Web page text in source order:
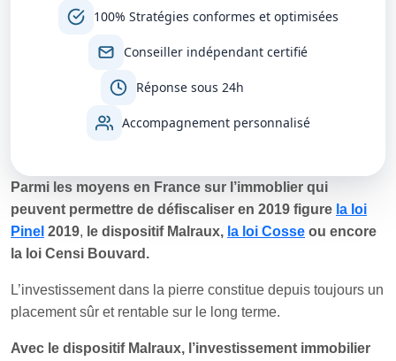
100% Stratégies conformes et optimisées
Conseiller indépendant certifié
Réponse sous 24h
Accompagnement personnalisé
Parmi les moyens en France sur l’immoblier qui
peuvent permettre de défiscaliser en 2019 figure la loi
Pinel 2019, le dispositif Malraux, la loi Cosse ou encore
la loi Censi Bouvard.
L’investissement dans la pierre constitue depuis toujours un
placement sûr et rentable sur le long terme.
Avec le dispositif Malraux, l’investissement immobilier